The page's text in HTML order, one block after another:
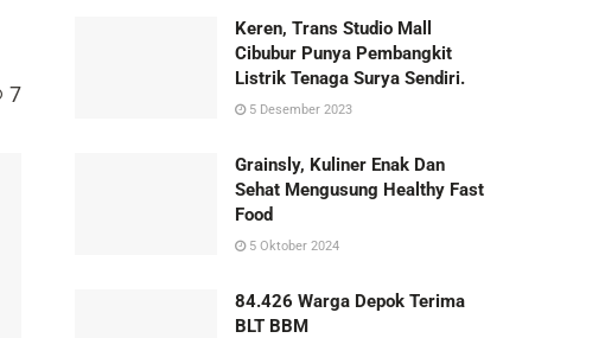
7
Keren, Trans Studio Mall
Cibubur Punya Pembangkit
Listrik Tenaga Surya Sendiri.
5 Desember 2023
Grainsly, Kuliner Enak Dan
Sehat Mengusung Healthy Fast
Food
5 Oktober 2024
84.426 Warga Depok Terima
BLT BBM